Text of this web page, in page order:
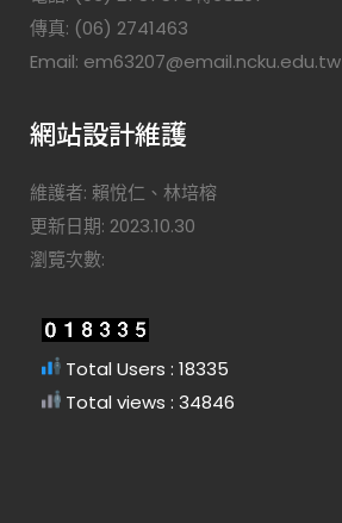
傳真: (06) 2741463
Email: em63207@email.ncku.edu.tw
網站設計維護
維護者: 賴悅仁、林培榕
更新日期: 2023.10.30
瀏覽次數:
Total Users : 18335
Total views : 34846